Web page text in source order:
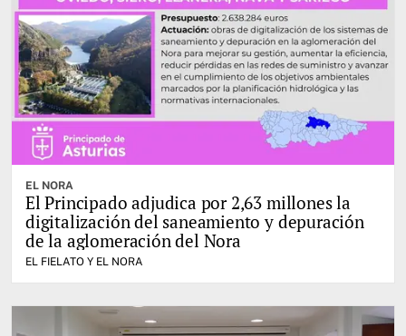
EL NORA
El Principado adjudica por 2,63 millones la
digitalización del saneamiento y depuración
de la aglomeración del Nora
EL FIELATO Y EL NORA